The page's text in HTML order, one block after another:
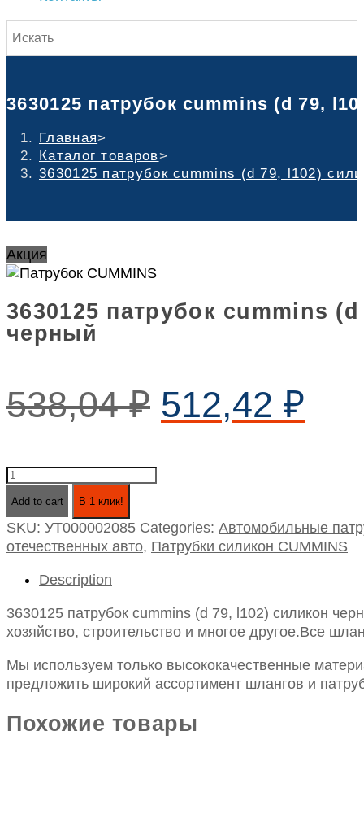
3630125 патрубок cummins (d 79,
Главная>
Каталог товаров>
3630125 патрубок cummins (d 79, l102)
Акция
3630125 патрубок cummins
черный
538,04₽ 512,42 ₽
3630125
(d
79,
силикон
черный
quantity
Add to cart В 1 клик!
SKU: УТ000002085 Categories: Автомобильные
отечественных авто, Патрубки силикон CUMMINS
Description
3630125 патрубок cummins (d 79, l102) силикон
хозяйство, строительство и многое другое.Все
Мы используем только высококачественные
предложить широкий ассортимент шлангов и
Похожие товары